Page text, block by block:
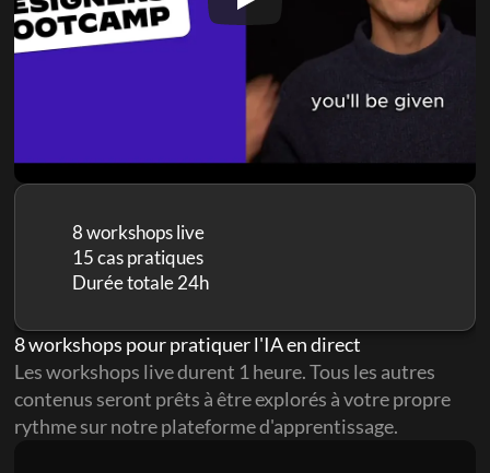
8 workshops live
15 cas pratiques
Durée totale 24h
8 workshops pour pratiquer l'IA en direct
Les workshops live durent 1 heure. Tous les autres
contenus seront prêts à être explorés à votre propre
rythme sur notre plateforme d'apprentissage.